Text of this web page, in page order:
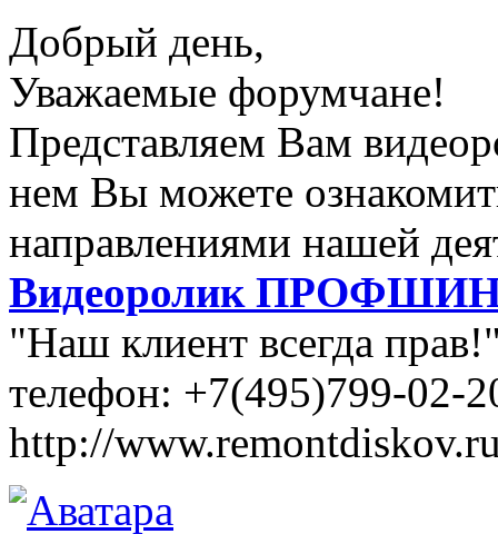
Добрый день,
Уважаемые форумчане!
Представляем Вам
нем Вы можете
направлениями нашей
Видеоролик
"Наш клиент всегда
телефон: +7(495)799-02-
http://